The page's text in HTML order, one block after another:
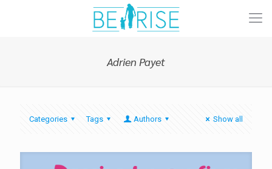
Adrien Payet
Categories Tags Authors Show all